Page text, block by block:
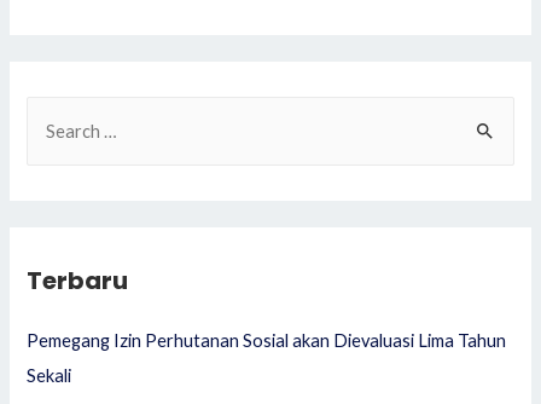
h
Terbaru
Pemegang Izin Perhutanan Sosial akan Dievaluasi Lima Tahun
Sekali